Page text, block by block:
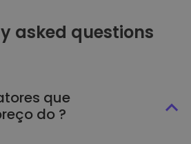
asked questions
que
do ?